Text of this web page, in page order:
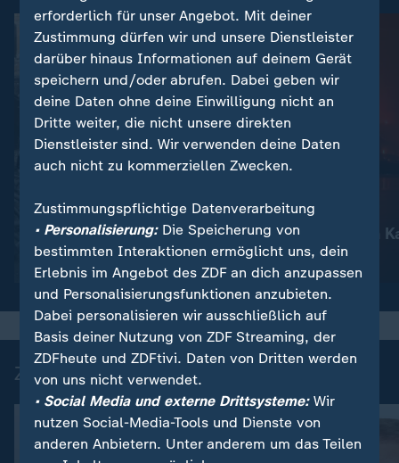
Schwere russische
Luftangriffe
Nachrichten | heute
Waldbrände in
Video
Zuletzt auf ZDFheute veröffentlicht
erforderlich für unser Angebot. Mit deiner
Zustimmung dürfen wir und unsere Dienstleister
darüber hinaus Informationen auf deinem Gerät
speichern und/oder abrufen. Dabei geben wir
deine Daten ohne deine Einwilligung nicht an
Dritte weiter, die nicht unsere direkten
Dienstleister sind. Wir verwenden deine Daten
auch nicht zu kommerziellen Zwecken.
Zustimmungspflichtige Datenverarbeitung
• Personalisierung:Die Speicherung von
bestimmten Interaktionen ermöglicht uns, dein
Erlebnis im Angebot des ZDF an dich anzupassen
und Personalisierungsfunktionen anzubieten.
Dabei personalisieren wir ausschließlich auf
Basis deiner Nutzung von ZDF Streaming, der
ZDFheute und ZDFtivi. Daten von Dritten werden
von uns nicht verwendet.
• Social Media und externe Drittsysteme:Wir
nutzen Social-Media-Tools und Dienste von
anderen Anbietern. Unter anderem um das Teilen